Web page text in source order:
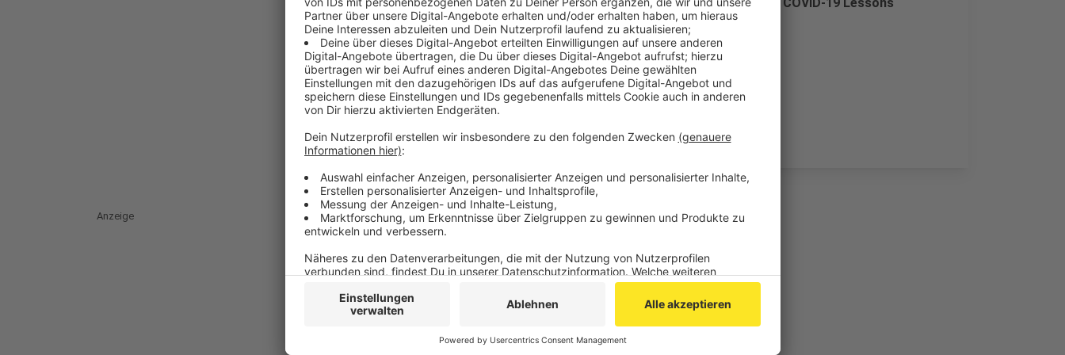
Learned“ beim TH-Institut für Arbeitswissenschaft.
Veröffentlicht: Freitag, 24.07.2020 06:50
Anzeige
Anzeige